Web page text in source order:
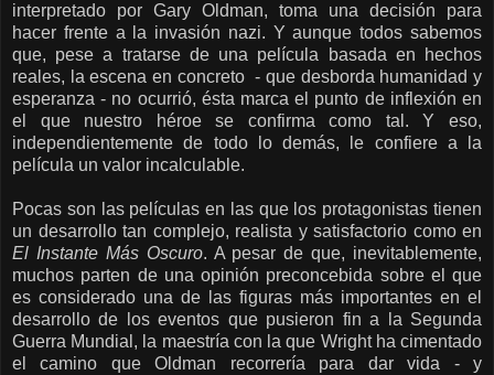
interpretado por Gary Oldman, toma una decisión para
hacer frente a la invasión nazi. Y aunque todos sabemos
que, pese a tratarse de una película basada en hechos
reales, la escena en concreto - que desborda humanidad y
esperanza - no ocurrió, ésta marca el punto de inflexión en
el que nuestro héroe se confirma como tal. Y eso,
independientemente de todo lo demás, le confiere a la
película un valor incalculable.
Pocas son las películas en las que los protagonistas tienen
un desarrollo tan complejo, realista y satisfactorio como en
El Instante Más Oscuro. A pesar de que, inevitablemente,
muchos parten de una opinión preconcebida sobre el que
es considerado una de las figuras más importantes en el
desarrollo de los eventos que pusieron fin a la Segunda
Guerra Mundial, la maestría con la que Wright ha cimentado
el camino que Oldman recorrería para dar vida - y